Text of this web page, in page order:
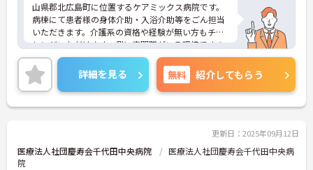
山県郡北広島町に位置するケアミックス病院です。
病棟にて患者様の身体介助・入浴介助等をごん担当
いただきます。介護系の資格や経験が無い方もチャ
レンジいただけます。側に専門職がいる環境ですの
で安心して業務に専念いただけます。週3日～、日勤
のみのご勤務ですので、生活リズムを整えやすく無
理なくご勤務いただけます♪
ご興味のある方には、面接対策ポイントなど、さら
に詳細をお話しいたしますのでお気軽にご相談くだ
詳細を見る 無料 紹介してもらう
更新日：2025年09月12日
医療法人社団慶寿会千代田中央病院
医療法人社団慶寿会千代田中央病
院